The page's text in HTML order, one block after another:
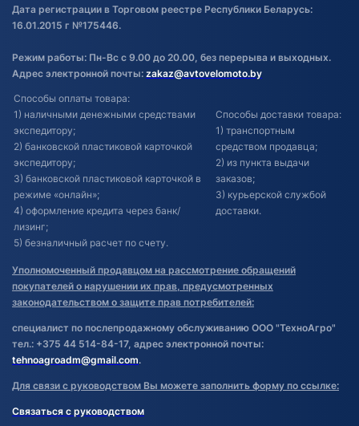
Дата регистрации в Торговом реестре Республики Беларусь:
16.01.2015 г №175446.
Режим работы: Пн-Вс с 9.00 до 20.00, без перерыва и выходных.
Адрес электронной почты: zakaz@avtovelomoto.by
Способы оплаты товара:
1) наличными денежными средствами
экспедитору;
2) банковской пластиковой карточкой
экспедитору;
3) банковской пластиковой карточкой в
режиме «онлайн»;
4) оформление кредита через банк/
лизинг;
5) безналичный расчет по счету.
Способы доставки товара:
1) транспортным
средством продавца;
2) из пункта выдачи
заказов;
3) курьерской службой
доставки.
Уполномоченный продавцом на рассмотрение обращений
покупателей о нарушении их прав, предусмотренных
законодательством о защите прав потребителей:
специалист по послепродажному обслуживанию ООО "ТехноАгро"
тел.: +375 44 514-84-17, адрес электронной почты:
tehnoagroadm@gmail.com.
Для связи с руководством Вы можете заполнить форму по ссылке:
Связаться с руководством